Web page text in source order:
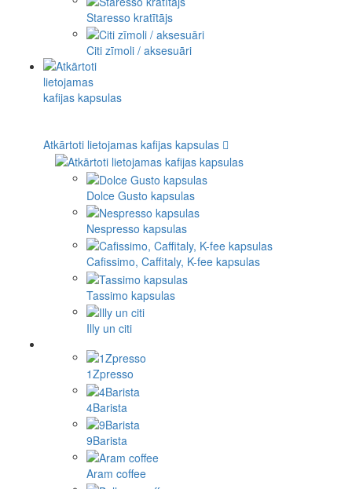
Staresso kratītājs
Citi zīmoli / aksesuāri
Atkārtoti lietojamas kafijas kapsulas
Dolce Gusto kapsulas
Nespresso kapsulas
Cafissimo, Caffitaly, K-fee kapsulas
Tassimo kapsulas
Illy un citi
1Zpresso
4Barista
9Barista
Aram coffee